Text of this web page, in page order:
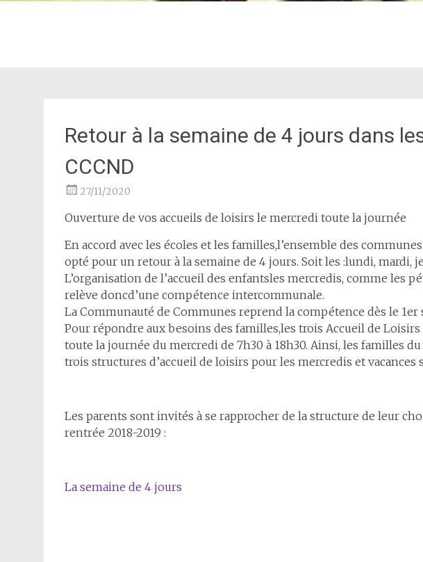
Retour à la semaine de 4 jours dans
CCCND
27/11/2020
Ouverture de vos accueils de loisirs le mercredi toute la journée
En accord avec les écoles et les familles,l’ensemble des
opté pour un retour à la semaine de 4 jours. Soit les :lundi, mardi,
L’organisation de l’accueil des enfantsles mercredis, comme les
relève doncd’une compétence intercommunale.
La Communauté de Communes reprend la compétence dès le 1er
Pour répondre aux besoins des familles,les trois Accueil de
toute la journée du mercredi de 7h30 à 18h30. Ainsi, les familles
trois structures d’accueil de loisirs pour les mercredis et vacances
Les parents sont invités à se rapprocher de la structure de leur
rentrée 2018-2019 :
La semaine de 4 jours